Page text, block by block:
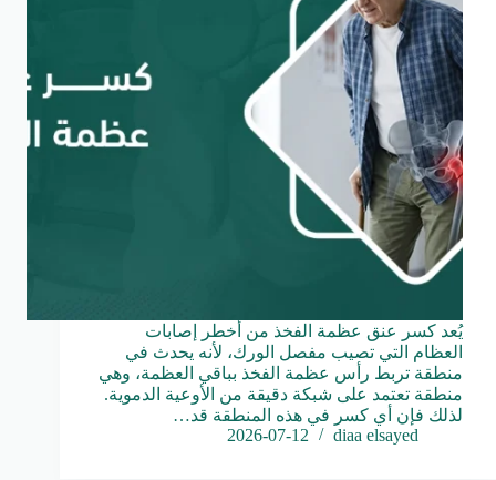
يُعد كسر عنق عظمة الفخذ من أخطر إصابات
العظام التي تصيب مفصل الورك، لأنه يحدث في
منطقة تربط رأس عظمة الفخذ بباقي العظمة، وهي
منطقة تعتمد على شبكة دقيقة من الأوعية الدموية.
لذلك فإن أي كسر في هذه المنطقة قد…
diaa elsayed
2026-07-12